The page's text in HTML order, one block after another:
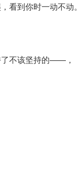
看到你时一动不动。
了不该坚持的——，